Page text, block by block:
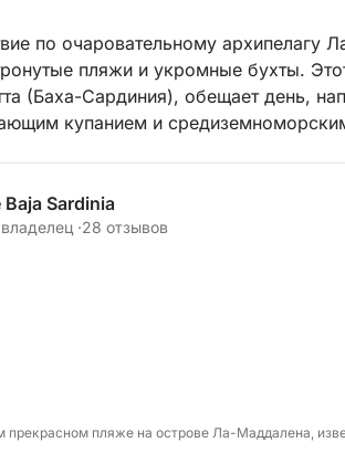
по очаровательному архипелагу
пляжи и укромные бухты.
(Баха-Сардиния), обещает день,
купанием и
природы и солнца, этот тур
и отдыха, этот круиз
порадовать чувства и успокоить
Sardinia
·28 отзывов
прекрасном пляже на острове Ла-Маддалена,